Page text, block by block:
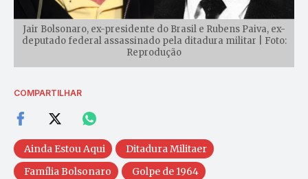
Jair Bolsonaro, ex-presidente do Brasil e Rubens Paiva, ex-
deputado federal assassinado pela ditadura militar | Foto:
Reprodução
COMPARTILHAR
Ainda Estou Aqui
Ditadura Militaer
Família Bolsonaro
Golpe de 1964